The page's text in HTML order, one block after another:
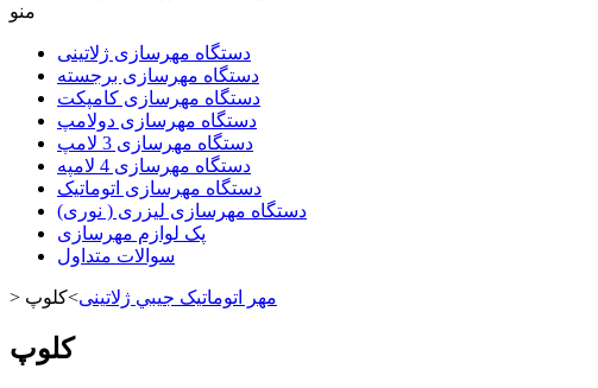
منو
دستگاه مهرسازی ژلاتینی
دستگاه مهرسازی برجسته
دستگاه مهرسازی کامپکت
دستگاه مهرسازی دولامپ
دستگاه مهرسازی 3 لامپ
دستگاه مهرسازی 4 لامپه
دستگاه مهرسازی اتوماتیک
دستگاه مهرسازی لیزری ( نوری)
پک لوازم مهرسازی
سوالات متداول
> مهر اتوماتیک جيبي ژلاتینی>کلوپ
کلوپ